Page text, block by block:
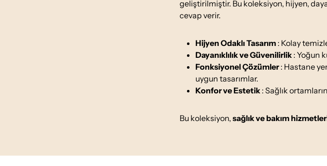
geliştirilmiştir. Bu koleksiyon, hijyen,
cevap verir.
Hijyen Odaklı Tasarım : Kolay
Dayanıklılık ve Güvenilirlik : Yoğun
Fonksiyonel Çözümler: Hastane
uygun tasarımlar.
Konfor ve Estetik : Sağlık
Bu koleksiyon, sağlık ve bakım